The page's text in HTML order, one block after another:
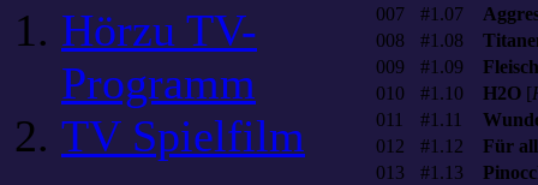
Hörzu TV-
Programm
TV Spielfilm
007
#1.07
008
#1.08
009
#1.09
Fleisch
010
#1.10 H2O [
011
#1.11
012
#1.12
Für
013
#1.13